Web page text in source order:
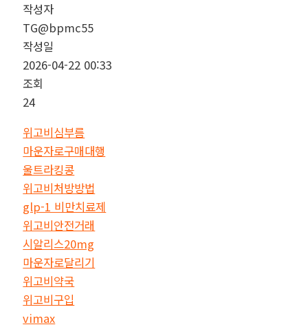
작성자
TG@bpmc55
작성일
2026-04-22 00:33
조회
24
위고비심부름
마운자로구매대행
울트라킹콩
위고비처방방법
glp-1 비만치료제
위고비안전거래
시알리스20mg
마운자로달리기
위고비약국
위고비구입
vimax